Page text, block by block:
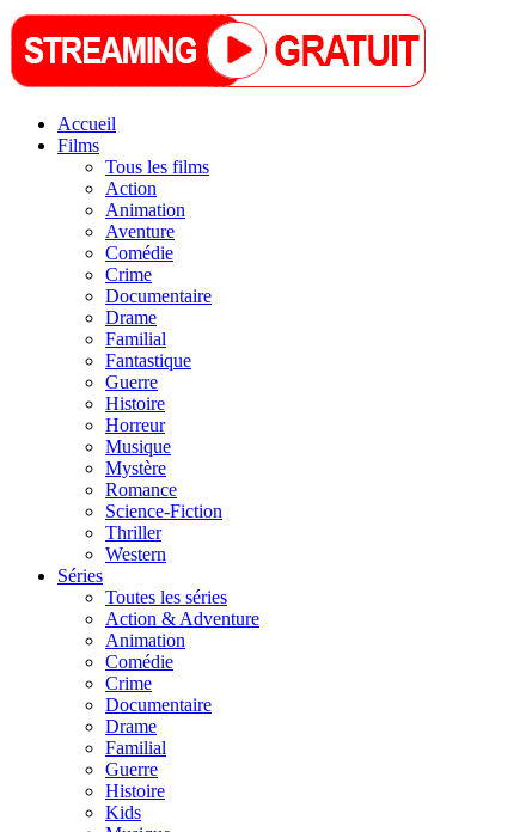
Accueil
Films
Tous les films
Action
Animation
Aventure
Comédie
Crime
Documentaire
Drame
Familial
Fantastique
Guerre
Histoire
Horreur
Musique
Mystère
Romance
Science-Fiction
Thriller
Western
Séries
Toutes les séries
Action & Adventure
Animation
Comédie
Crime
Documentaire
Drame
Familial
Guerre
Histoire
Kids